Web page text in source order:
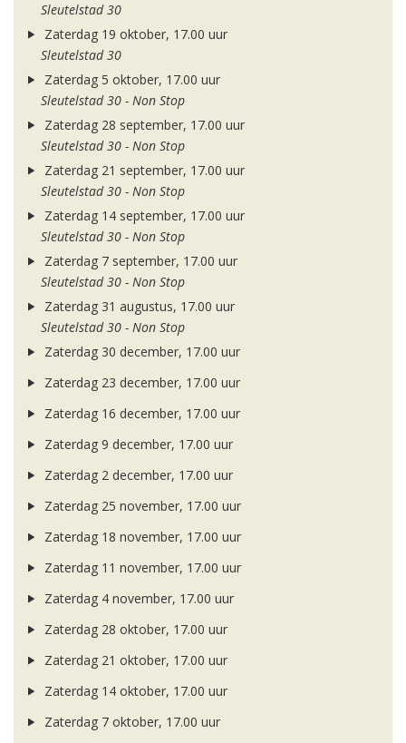
Sleutelstad 30
Zaterdag 19 oktober, 17.00 uur
Sleutelstad 30
Zaterdag 5 oktober, 17.00 uur
Sleutelstad 30 - Non Stop
Zaterdag 28 september, 17.00 uur
Sleutelstad 30 - Non Stop
Zaterdag 21 september, 17.00 uur
Sleutelstad 30 - Non Stop
Zaterdag 14 september, 17.00 uur
Sleutelstad 30 - Non Stop
Zaterdag 7 september, 17.00 uur
Sleutelstad 30 - Non Stop
Zaterdag 31 augustus, 17.00 uur
Sleutelstad 30 - Non Stop
Zaterdag 30 december, 17.00 uur
Zaterdag 23 december, 17.00 uur
Zaterdag 16 december, 17.00 uur
Zaterdag 9 december, 17.00 uur
Zaterdag 2 december, 17.00 uur
Zaterdag 25 november, 17.00 uur
Zaterdag 18 november, 17.00 uur
Zaterdag 11 november, 17.00 uur
Zaterdag 4 november, 17.00 uur
Zaterdag 28 oktober, 17.00 uur
Zaterdag 21 oktober, 17.00 uur
Zaterdag 14 oktober, 17.00 uur
Zaterdag 7 oktober, 17.00 uur